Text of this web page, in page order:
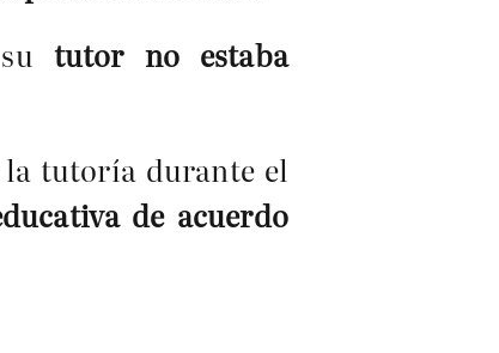
tutor no estaba
tutoría durante el
de acuerdo